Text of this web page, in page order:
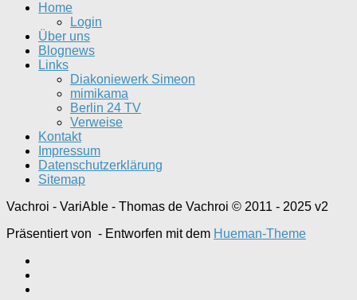
Home
Login
Über uns
Blognews
Links
Diakoniewerk Simeon
mimikama
Berlin 24 TV
Verweise
Kontakt
Impressum
Datenschutzerklärung
Sitemap
Vachroi - VariAble - Thomas de Vachroi © 2011 - 2025 v2
Präsentiert von - Entworfen mit dem Hueman-Theme